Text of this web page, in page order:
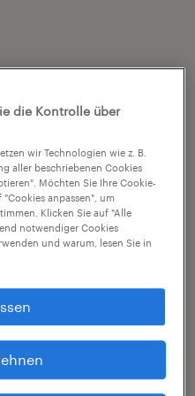
die Kontrolle über
wir Technologien wie z. B.
aller beschriebenen Cookies
Möchten Sie Ihre Cookie-
"Cookies anpassen", um
Klicken Sie auf "Alle
notwendiger Cookies
und warum, lesen Sie in